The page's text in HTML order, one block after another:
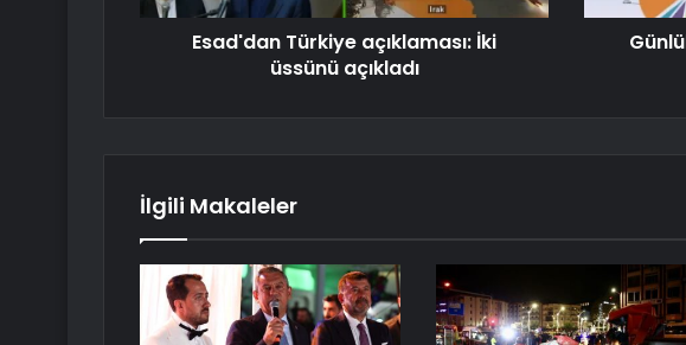
Esad'dan Türkiye açıklaması: İki
üssünü açıkladı
İlgili Makaleler